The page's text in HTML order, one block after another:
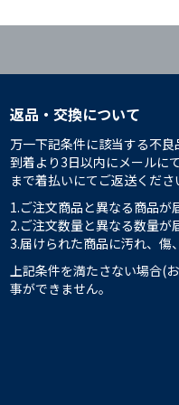
返品・交換について
万一下記条件に該当する不
到着より3日以内にメールに
まで着払いにてご返送くださ
1.ご注文商品と異なる商品が
2.ご注文数量と異なる数量が
3.届けられた商品に汚れ、傷
上記条件を満たさない場合(
事ができません。